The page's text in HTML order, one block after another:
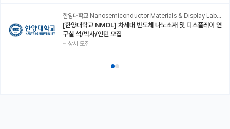
한양대학교 Nanosemiconductor Materials & Display Laboratory
[한양대학교 NMDL] 차세대 반도체 나노소재 및 디스플레이 연
구실 석/박사/인턴 모집
~ 상시 모집